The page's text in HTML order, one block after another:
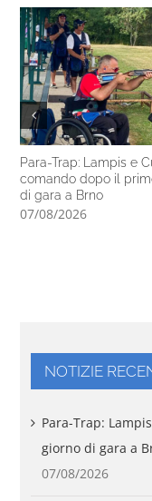
Para-Trap: Lampis e
comando dopo il
di gara a Brno
07/08/2026
NOTIZIE
Para-Trap:
giorno di gara a
07/08/2026